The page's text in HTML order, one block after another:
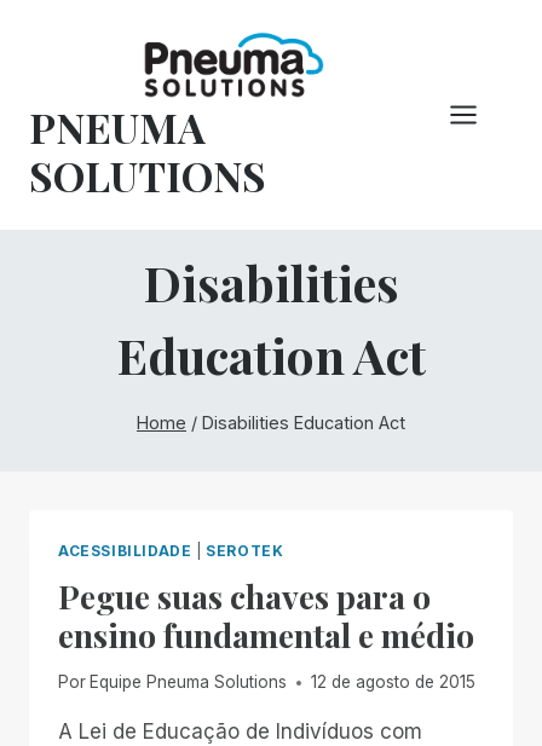
conteúdo
PNEUMA
SOLUTIONS
Disabilities
Education Act
Home / Disabilities Education Act
ACESSIBILIDADE SEROTEK
Pegue suas chaves para o
ensino fundamental e médio
Por Equipe Pneuma Solutions 12 de agosto de 2015
A Lei de Educação de Indivíduos com